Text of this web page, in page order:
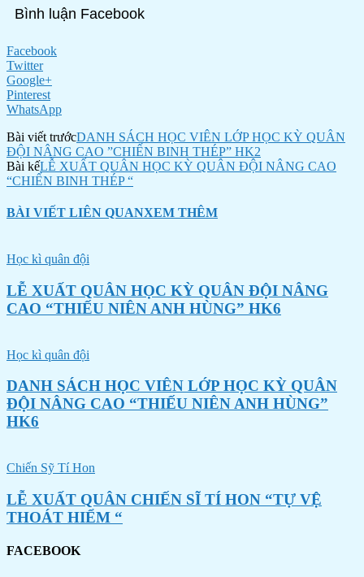
Bình luận Facebook
Facebook
Twitter
Google+
Pinterest
WhatsApp
Bài viết trướcDANH SÁCH HỌC VIÊN LỚP HỌC KỲ QUÂN
ĐỘI NÂNG CAO ”CHIẾN BINH THÉP” HK2
Bài kếLỄ XUẤT QUÂN HỌC KỲ QUÂN ĐỘI NÂNG CAO
“CHIẾN BINH THÉP “
BÀI VIẾT LIÊN QUANXEM THÊM
Học kì quân đội
LỄ XUẤT QUÂN HỌC KỲ QUÂN ĐỘI NÂNG
CAO “THIẾU NIÊN ANH HÙNG” HK6
Học kì quân đội
DANH SÁCH HỌC VIÊN LỚP HỌC KỲ QUÂN
ĐỘI NÂNG CAO “THIẾU NIÊN ANH HÙNG”
HK6
Chiến Sỹ Tí Hon
LỄ XUẤT QUÂN CHIẾN SĨ TÍ HON “TỰ VỆ
THOÁT HIỂM “
FACEBOOK